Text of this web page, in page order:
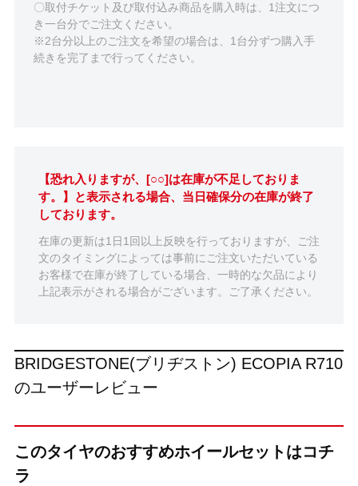
〇取付チケット及び取付込み商品を購入時は、1注文につ
き一台分でご注文ください。
※2台分以上のご注文を希望の場合は、1台分ずつ購入手
続きを完了まで行ってください。
【恐れ入りますが、[○○]は在庫が不足しておりま
す。】と表示される場合、当日確保分の在庫が終了
しております。
在庫の更新は1日1回以上反映を行っておりますが、ご注
文のタイミングによっては事前にご注文いただいている
お客様で在庫が終了している場合、一時的な欠品により
上記表示がされる場合がございます。ご了承ください。
BRIDGESTONE(ブリヂストン) ECOPIA R710
のユーザーレビュー
このタイヤのおすすめホイールセットはコチ
ラ